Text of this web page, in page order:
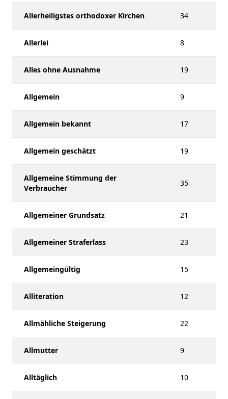
Allerheiligstes orthodoxer Kirchen 34
Allerlei 8
Alles ohne Ausnahme 19
Allgemein 9
Allgemein bekannt 17
Allgemein geschätzt 19
Allgemeine Stimmung der
Verbraucher
35
Allgemeiner Grundsatz 21
Allgemeiner Straferlass 23
Allgemeingültig 15
Alliteration 12
Allmähliche Steigerung 22
Allmutter 9
Alltäglich 10